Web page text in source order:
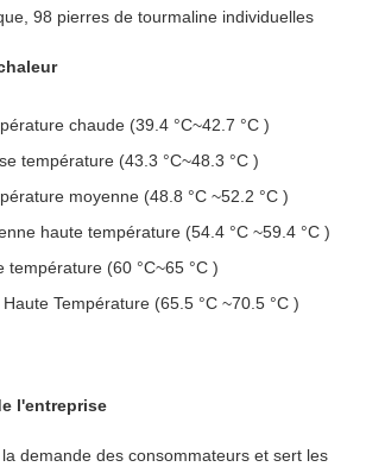
98 pierres de tourmaline individuelles
chaude (39.4 °C~42.7 °C )
température (43.3 °C~48.3 °C )
moyenne (48.8 °C ~52.2 °C )
haute température (54.4 °C ~59.4 °C )
température (60 °C~65 °C )
Température (65.5 °C ~70.5 °C )
l'entreprise
demande des consommateurs et sert les